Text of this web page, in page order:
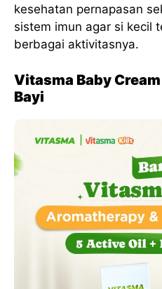
kesehatan pernapasan
sistem imun agar si kecil
berbagai aktivitasnya.
Vitasma Baby
Bayi